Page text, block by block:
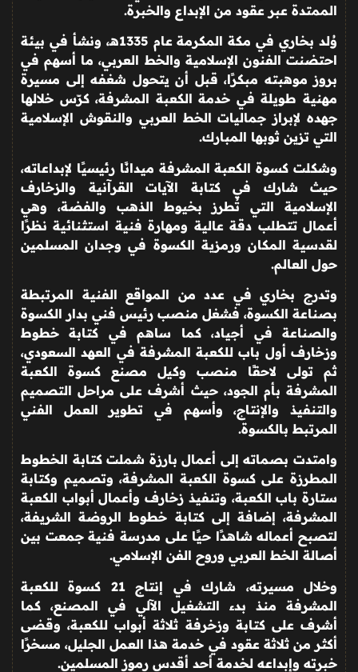
الممتدة عبر عقود من الإبداع والخبرة.
وُلد بخاري في مكة المكرمة عام 1335هـ، ونشأ في بيئة
احتضنت الفنون الإسلامية والخط العربي، ما أسهم في
بروز موهبته مبكرًا، قبل أن يتحول شغفه إلى مسيرة
مهنية طويلة في خدمة الكعبة المشرفة، كرّس خلالها
جهده لإبراز جماليات الخط العربي والنقوش الإسلامية
التي تزين ثوبها المبارك.
وشكلت كسوة الكعبة المشرفة ميدانًا رئيسيًا لإبداعاته،
حيث شارك في كتابة الآيات القرآنية والزخارف
الإسلامية التي تُطرز بخيوط الذهب والفضة، وهي
أعمال تتطلب دقة عالية ومهارة فنية استثنائية نظرًا
لقدسية المكان ورمزية الكسوة في وجدان المسلمين
حول العالم.
وتدرج بخاري في عدد من المواقع الفنية المرتبطة
بصناعة الكسوة، فشغل منصب رئيس فني بدار الكسوة
والصناعة في أجياد، كما ساهم في كتابة خطوط
وزخارف أول باب للكعبة المشرفة في العهد السعودي،
ثم تولى لاحقًا منصب وكيل مصنع كسوة الكعبة
المشرفة بأم الجود، حيث أشرف على مراحل التصميم
والتنفيذ والإنتاج، وأسهم في تطوير العمل الفني
المرتبط بالكسوة.
وامتدت بصماته إلى أعمال بارزة شملت كتابة الخطوط
المطرزة على كسوة الكعبة المشرفة، وتصميم وكتابة
ستارة باب الكعبة، وتنفيذ زخارف وأعمال أبواب الكعبة
المشرفة، إضافة إلى كتابة خطوط الروضة الشريفة،
لتصبح أعماله شاهدًا حيًا على مدرسة فنية جمعت بين
أصالة الخط العربي وروح الفن الإسلامي.
وخلال مسيرته، شارك في إنتاج 21 كسوة للكعبة
المشرفة منذ بدء التشغيل الآلي في المصنع، كما
أشرف على كتابة وزخرفة ثلاثة أبواب للكعبة، وقضى
أكثر من ثلاثة عقود في خدمة هذا العمل الجليل، مسخرًا
خبرته وإبداعه لخدمة أحد أقدس رموز المسلمين.